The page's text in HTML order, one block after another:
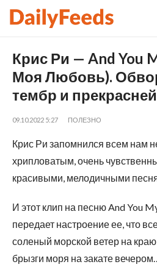
Крис Ри — And You
Моя Любовь).
тембр и
09.10.2022 5:27 ПОЛЕЗНО
Крис Ри запомнился всем нам
хрипловатым, очень
красивыми, мелодичными
И этот клип на песню And You
передает настроение ее, что
соленый морской ветер на
брызги моря на закате